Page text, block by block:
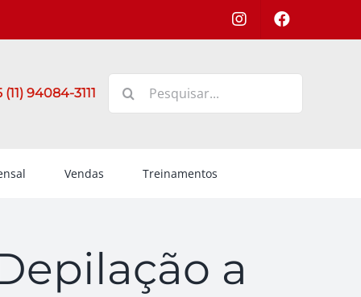
(11) 94084-3111
resultados
Vendas Treinamentos
a